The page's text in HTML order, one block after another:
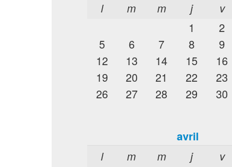
l m m j v
1 2
5
6 7 8 9
12
13 14 15 16
19
20 21 22 23
26
27 28 29 30
avril
l m m j v